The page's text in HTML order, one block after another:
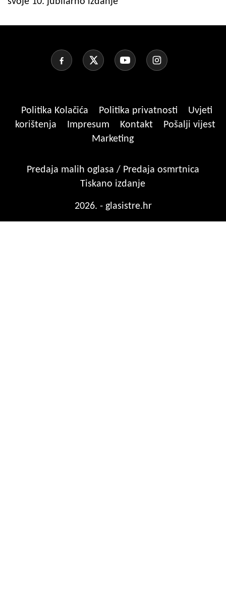
Politika Kolačića Politika privatnosti
Uvjeti
korištenja
Impresum Kontakt
Pošalji vijest
Marketing
Predaja malih oglasa / Predaja osmrtnica
Tiskano izdanje
2026. - glasistre.hr